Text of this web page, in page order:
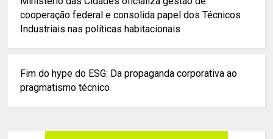
cooperação federal e consolida papel dos Técnicos
Industriais nas políticas habitacionais
Fim do hype do ESG: Da propaganda corporativa ao
pragmatismo técnico